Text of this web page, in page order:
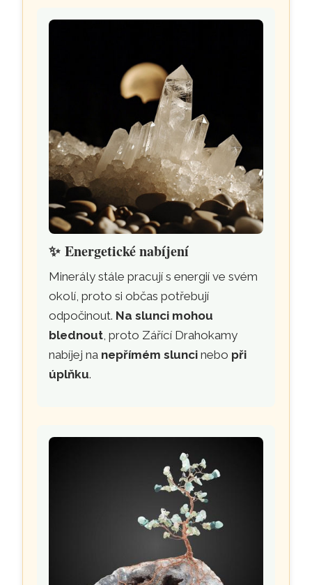
✨Energetické nabíjení
Minerály stále pracují s energií ve svém
okolí, proto si občas potřebují
odpočinout. Na slunci mohou
blednout, proto Zářící Drahokamy
nabíjej na nepřímém slunci nebo při
úplňku.